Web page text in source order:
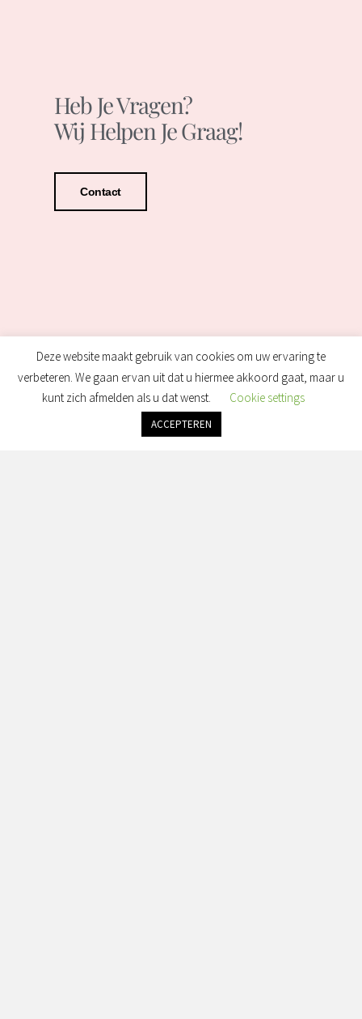
Heb Je Vragen?
Wij Helpen Je Graag!
Contact
Deze website maakt gebruik van cookies om uw ervaring te
verbeteren. We gaan ervan uit dat u hiermee akkoord gaat, maar u
kunt zich afmelden als u dat wenst.
Cookie settings
ACCEPTEREN